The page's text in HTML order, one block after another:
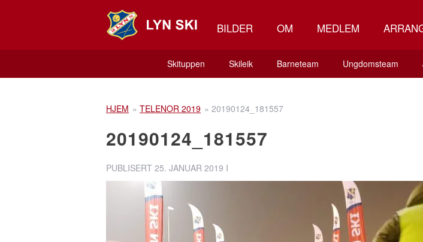
BILDER OM MEDLEM
Skituppen Skileik Barneteam Ungdomsteam
HJEM » TELENOR 2019 » 20190124_181557
20190124_181557
PUBLISERT 25. JANUAR 2019 I